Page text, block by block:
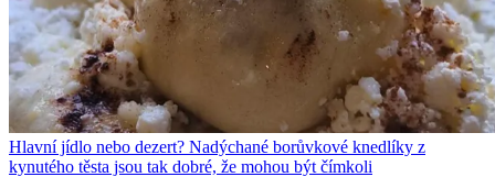
Hlavní jídlo nebo dezert? Nadýchané borůvkové knedlíky z
kynutého těsta jsou tak dobré, že mohou být čímkoli